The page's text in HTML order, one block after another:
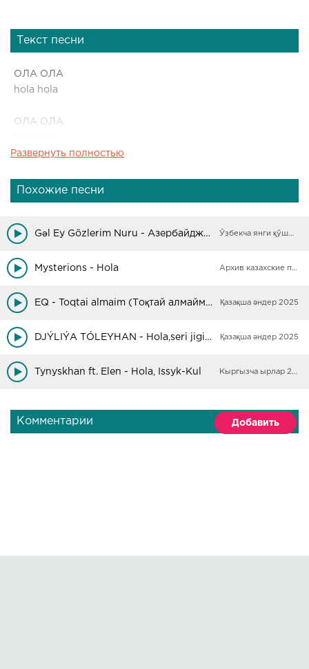
Текст песни
ОЛА ОЛА
hola hola
ОЛА ОЛА
Развернуть полностью
Похожие песни
Gəl Ey Gözlerim Nuru - Азербайджанская песня (Remix) Ўзбекча янги қўшиқлар
Mysterions - Hola Архив казахские песни
EQ - Toqtai almaim (Тоқтай алмаймын мүлде) Қазақша әндер 2025
DJÝLIÝA TÓLEYHAN - Hola,seri jigit Хола, сері жігіт Қазақша әндер 2025
Tynyskhan ft. Elen - Hola, Issyk-Kul Кыргызча ырлар 2025
Комментарии Добавить